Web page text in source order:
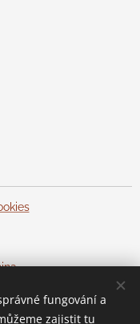
fungování a
zajistit tu